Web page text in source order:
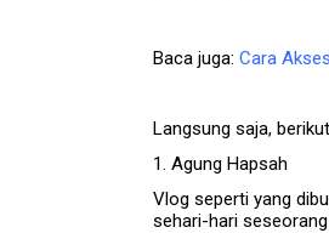
Baca juga: Cara
Langsung saja,
1. Agung Hapsah
Vlog seperti yang
sehari-hari